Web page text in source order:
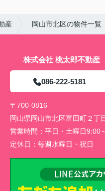
産 岡山市北区の物件一覧
株式会社 桃太郎不動
086-222-5181
〒700-0816
岡山県岡山市北区富田町２丁
営業時間： 平日・土曜日9:00
定休日： 毎週水曜日・祝日